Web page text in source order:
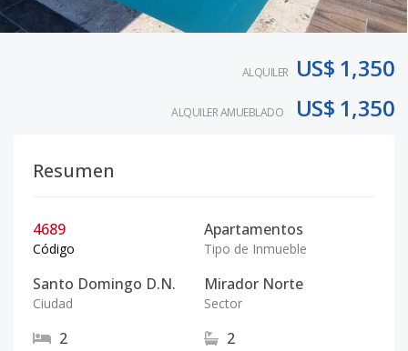
ALQUILER US$ 1,350
ALQUILER AMUEBLADO US$ 1,350
Resumen
4689
Código
Apartamentos
Tipo de Inmueble
Santo Domingo D.N.
Ciudad
Mirador Norte
Sector
2 2